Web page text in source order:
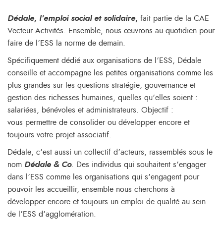
Dédale, l’emploi social et solidaire, fait partie de la CAE
Vecteur Activités. Ensemble, nous œuvrons au quotidien pour
faire de l’ESS la norme de demain.
Spécifiquement dédié aux organisations de l’ESS, Dédale
conseille et accompagne les petites organisations comme les
plus grandes sur les questions stratégie, gouvernance et
gestion des richesses humaines, quelles qu’elles soient :
salariées, bénévoles et administrateurs. Objectif :
vous permettre de consolider ou développer encore et
toujours votre projet associatif.
Dédale, c’est aussi un collectif d’acteurs, rassemblés sous le
nom Dédale & Co. Des individus qui souhaitent s’engager
dans l’ESS comme les organisations qui s’engagent pour
pouvoir les accueillir, ensemble nous cherchons à
développer encore et toujours un emploi de qualité au sein
de l’ESS d’agglomération.